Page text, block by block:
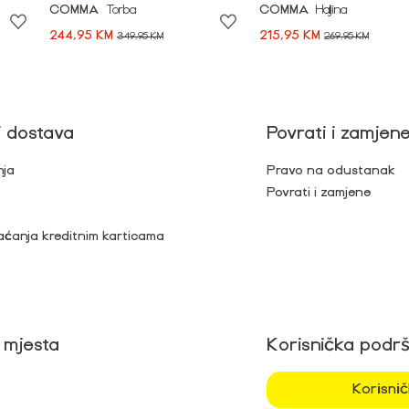
COMMA
Torba
244,95 KM 349,95 KM
COMMA
Haljina
215,95 KM 269,95 KM
dostava
kreditnim karticama
Povrati i
Pravo na odustanak
Povrati i zamjene
Korisnička